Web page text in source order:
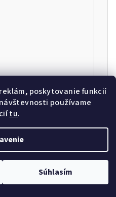
poskytovanie funkcií
používame
tu.
Súhlasím